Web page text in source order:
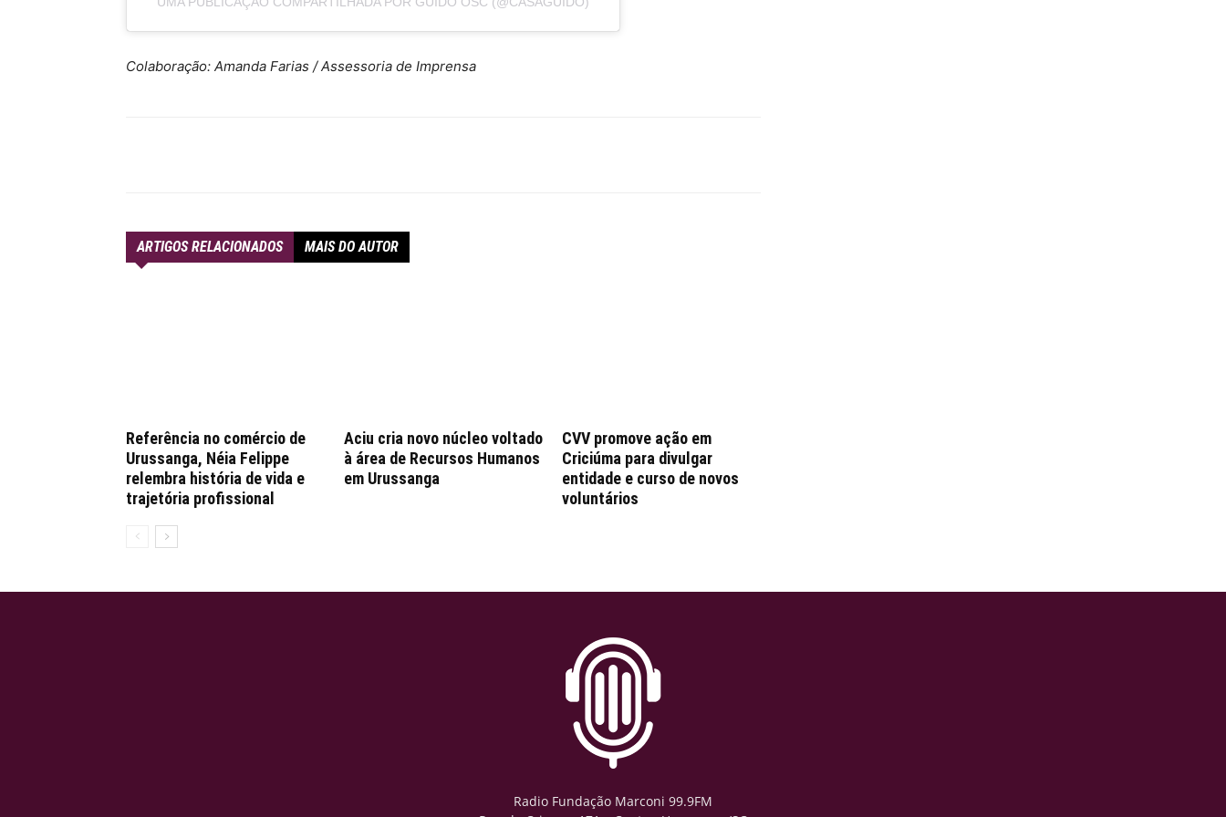
Colaboração: Amanda Farias / Assessoria de Imprensa
ARTIGOS RELACIONADOS MAIS DO AUTOR
Referência no comércio de
Urussanga, Néia Felippe
relembra história de vida e
trajetória profissional
Aciu cria novo núcleo voltado
à área de Recursos Humanos
em Urussanga
CVV promove ação em
Criciúma para divulgar
entidade e curso de novos
voluntários
Radio Fundação Marconi 99.9FM